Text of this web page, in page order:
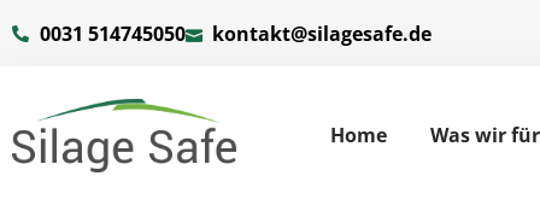
0031 514745050 kontakt@silagesafe.de
Home Was wir